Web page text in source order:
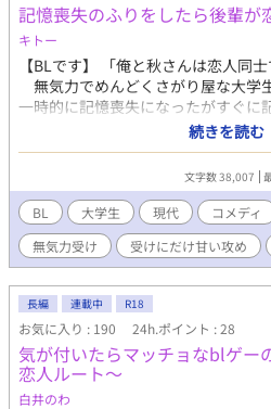
記憶喪失のふりをしたら後輩が
キトー
【BLです】 「俺と秋さんは恋人同
無気力でめんどくさがり屋な大学
一時的に記憶喪失になったがすぐ
中、大学の後輩である天杉夏から見
はほんの悪戯心で夏に記憶喪失のふ
握り「俺と秋さんは恋人同士です
んな事実は無く、何の冗談だと啞然
と話が進められてしまう。 記憶喪
を逃してしまった秋は、流れ流され
案外夏との恋人生活は居心地が良
ている罪悪感を抱えて悩むものの、
放す気はなくてあの手この手で秋
ずにまぁ良いかと騙され続ける受け
持ちながらも必死に受けを繋ぎ止め
りの話です。 【主人公にだけ甘い
反応いただけるととても喜びます
す。 ノベルアップ＋、小説家にな
続きを読む
文字数 38,007
BL 大学生 現代 コメディ
無気力受け
受けにだけ甘い攻め
長編 連載中 R18
お気に入り : 190 24h.ポイント : 28
気が付いたらマッチョなblゲー
恋人ルート～
白井のわ